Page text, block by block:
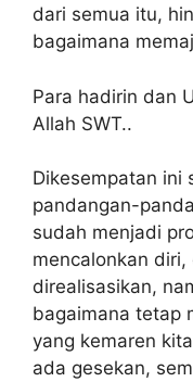
dari semua itu,
bagaimana
Para hadirin dan
Allah SWT..
Dikesempatan ini
pandangan-
sudah menjadi
mencalonkan
direalisasikan,
bagaimana tetap
yang kemaren
ada gesekan,